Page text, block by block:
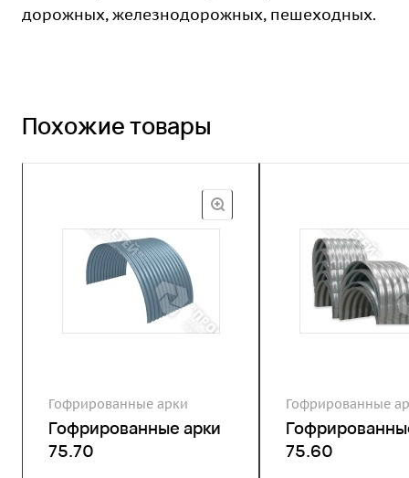
дорожных, железнодорожных, пешеходных.
Похожие товары
Гофрированные арки
Гофрированные арки
75.70
Гофрированные
75.60